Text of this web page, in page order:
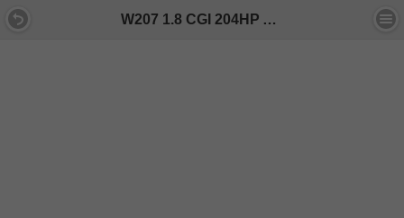
W207 1.8 CGI 204HP AMG FULL - Forum Mercedes E-Klasa